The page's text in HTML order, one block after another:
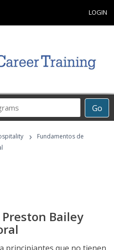
LOGIN
Go
›
Fundamentos de
Bailey